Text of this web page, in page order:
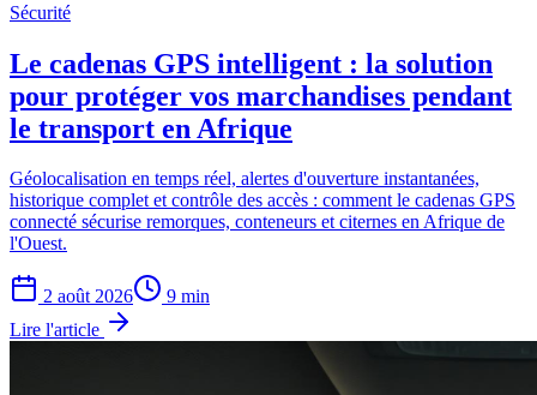
Sécurité
Le cadenas GPS intelligent : la solution
pour protéger vos marchandises pendant
le transport en Afrique
Géolocalisation en temps réel, alertes d'ouverture instantanées,
historique complet et contrôle des accès : comment le cadenas GPS
connecté sécurise remorques, conteneurs et citernes en Afrique de
l'Ouest.
2 août 2026 9 min
Lire l'article